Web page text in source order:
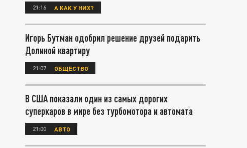
21:16 А КАК У НИХ?
Игорь Бутман одобрил решение друзей подарить
Долиной квартиру
21:07 ОБЩЕСТВО
В США показали один из самых дорогих
суперкаров в мире без турбомотора и автомата
21:00 АВТО